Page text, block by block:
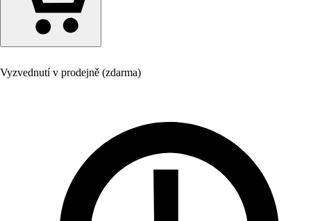
Vyzvednutí v prodejně (zdarma)